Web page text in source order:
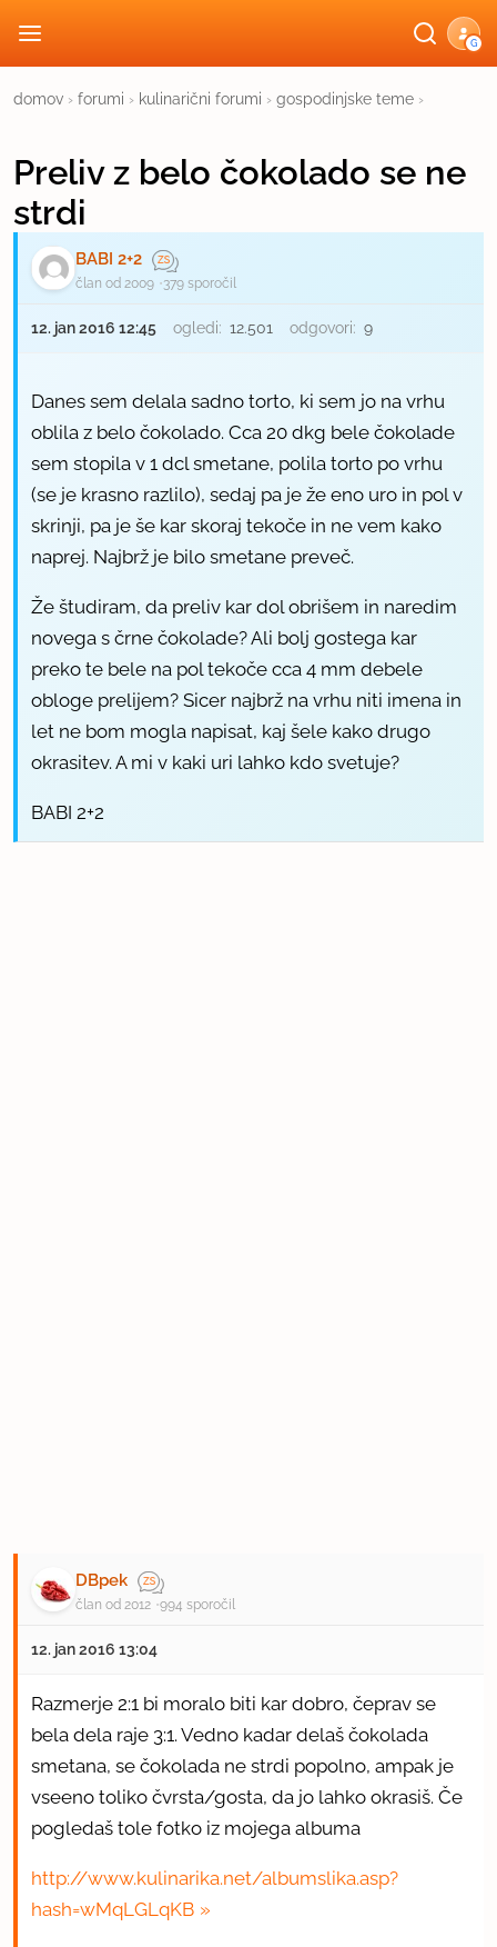
G
domov › forumi › kulinarični forumi › gospodinjske teme ›
Preliv z belo čokolado se ne
strdi
BABI 2+2
član od 2009 379 sporočil
12. jan 2016 12:45 ogledi: 12.501 odgovori: 9
Danes sem delala sadno torto, ki sem jo na vrhu
oblila z belo čokolado. Cca 20 dkg bele čokolade
sem stopila v 1 dcl smetane, polila torto po vrhu
(se je krasno razlilo), sedaj pa je že eno uro in pol v
skrinji, pa je še kar skoraj tekoče in ne vem kako
naprej. Najbrž je bilo smetane preveč.
Že študiram, da preliv kar dol obrišem in naredim
novega s črne čokolade? Ali bolj gostega kar
preko te bele na pol tekoče cca 4 mm debele
obloge prelijem? Sicer najbrž na vrhu niti imena in
let ne bom mogla napisat, kaj šele kako drugo
okrasitev. A mi v kaki uri lahko kdo svetuje?
BABI 2+2
DBpek
član od 2012 994 sporočil
12. jan 2016 13:04
Razmerje 2:1 bi moralo biti kar dobro, čeprav se
bela dela raje 3:1. Vedno kadar delaš čokolada
smetana, se čokolada ne strdi popolno, ampak je
vseeno toliko čvrsta/gosta, da jo lahko okrasiš. Če
pogledaš tole fotko iz mojega albuma
http://www.kulinarika.net/albumslika.asp?
hash=wMqLGLqKB